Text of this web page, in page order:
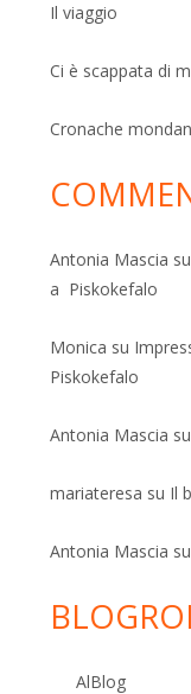
Il viaggio
Ci è scappata di
Cronache
Antonia Mascia su
a Piskokefalo
Monica su
Piskokefalo
Antonia Mascia su
mariateresa su Il
Antonia Mascia su
AlBlog